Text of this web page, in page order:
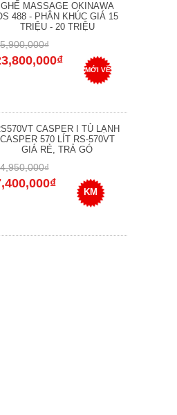
GHẾ MASSAGE OKINAWA
488 - PHÂN KHÚC GIÁ 15
TRIỆU - 20 TRIỆU
MỚI VỀ
CASPER I TỦ LẠNH
CASPER 570 LÍT RS-570VT
GIÁ RẺ, TRẢ GÓ
KM